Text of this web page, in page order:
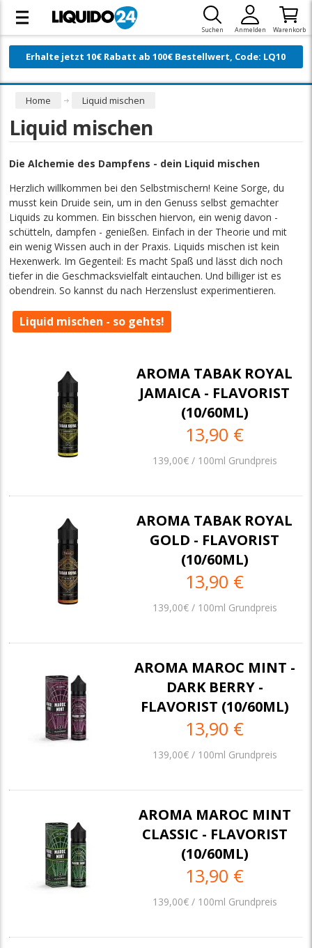
Suchen Anmelden Warenkorb
Erhalte jetzt 10€ Rabatt ab 100€ Bestellwert, Code: LQ10
Home Liquid mischen
Liquid mischen
Die Alchemie des Dampfens - dein Liquid mischen
Herzlich willkommen bei den Selbstmischern! Keine Sorge, du
musst kein Druide sein, um in den Genuss selbst gemachter
Liquids zu kommen. Ein bisschen hiervon, ein wenig davon -
schütteln, dampfen - genießen. Einfach in der Theorie und mit
ein wenig Wissen auch in der Praxis. Liquids mischen ist kein
Hexenwerk. Im Gegenteil: Es macht Spaß und lässt dich noch
tiefer in die Geschmacksvielfalt eintauchen. Und billiger ist es
obendrein. So kannst du nach Herzenslust experimentieren.
Liquid mischen - so gehts!
AROMA TABAK ROYAL
JAMAICA - FLAVORIST
(10/60ML)
13,90 €
139,00€ / 100ml Grundpreis
AROMA TABAK ROYAL
GOLD - FLAVORIST
(10/60ML)
13,90 €
139,00€ / 100ml Grundpreis
AROMA MAROC MINT -
DARK BERRY -
FLAVORIST (10/60ML)
13,90 €
139,00€ / 100ml Grundpreis
AROMA MAROC MINT
CLASSIC - FLAVORIST
(10/60ML)
13,90 €
139,00€ / 100ml Grundpreis